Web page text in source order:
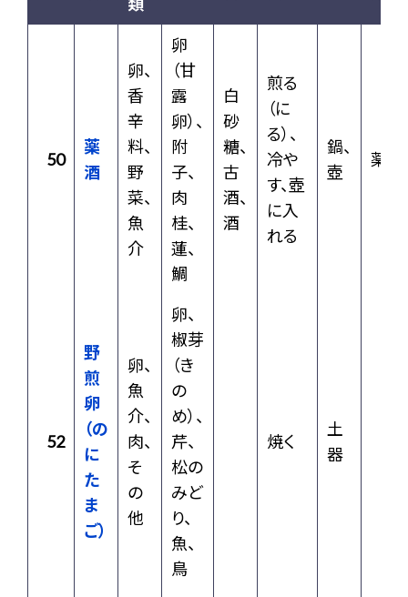
50
薬
酒
卵、
香
辛
料、
野
菜、
魚
介
卵
（甘
露
卵）、
附
子、
肉
桂、
蓮、
鯛
白
砂
糖、
古
酒、
酒
煎る
（に
る）、
冷や
す、壺
に入
れる
鍋、
壺
薬種
52
野
煎
卵
（の
に
た
ま
ご）
卵、
魚
介、
肉、
そ
の
他
卵、
椒芽
（き
の
め）、
芹、
松の
みど
り、
魚、
鳥
焼く
土
器